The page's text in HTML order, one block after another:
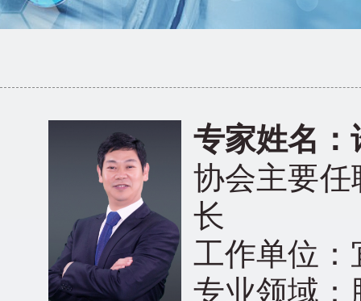
专家姓名：
协会主要
长
工作单位：
专业领域：